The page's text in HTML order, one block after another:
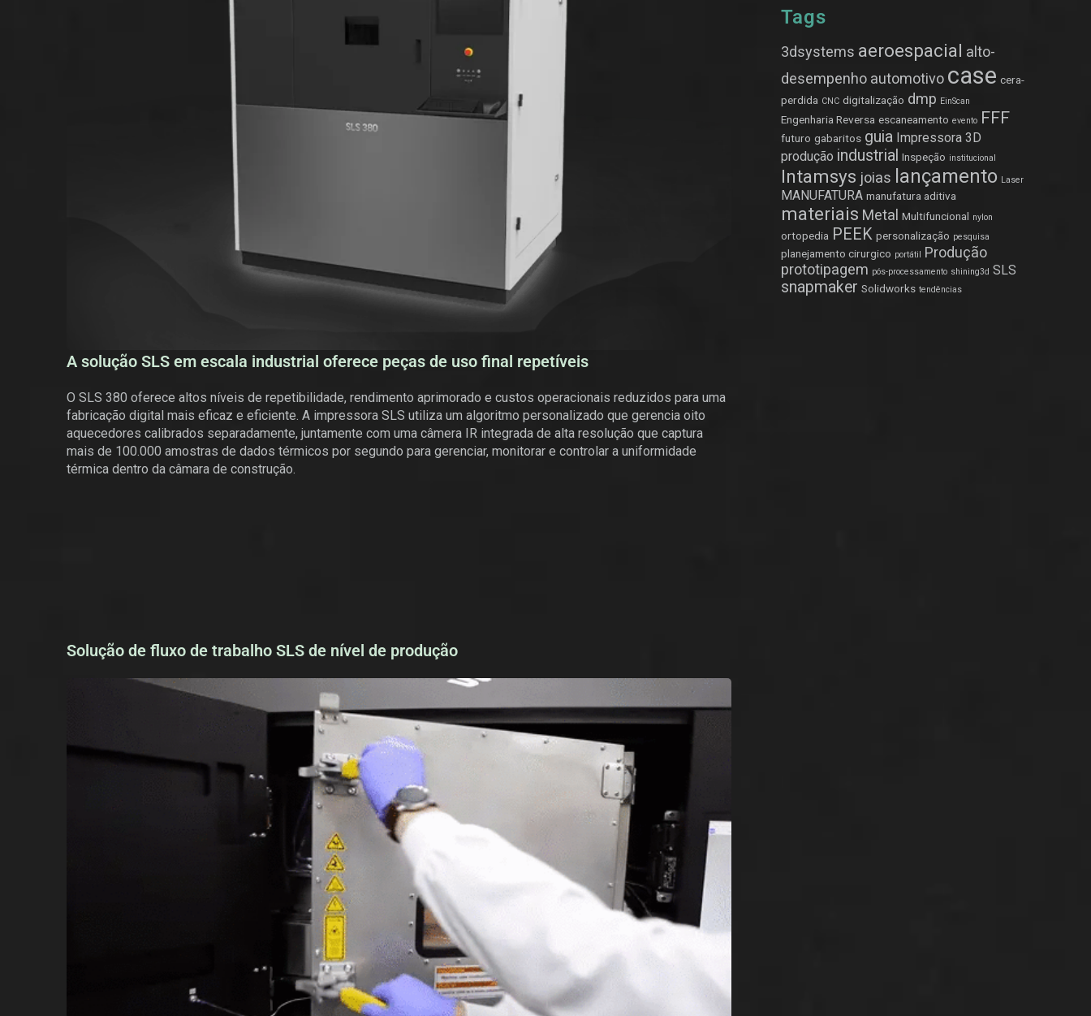
A solução SLS em escala industrial oferece peças de uso final repetíveis
O SLS 380 oferece altos níveis de repetibilidade, rendimento aprimorado e custos operacionais reduzidos para uma
fabricação digital mais eficaz e eficiente. A impressora SLS utiliza um algoritmo personalizado que gerencia oito
aquecedores calibrados separadamente, juntamente com uma câmera IR integrada de alta resolução que captura
mais de 100.000 amostras de dados térmicos por segundo para gerenciar, monitorar e controlar a uniformidade
térmica dentro da câmara de construção.
Solução de fluxo de trabalho SLS de nível de produção
Tags
3dsystems aeroespacial alto-
desempenho automotivo case cera-
perdida CNC digitalização dmp EinScan
Engenharia Reversa escaneamento evento FFF
futuro gabaritos guia Impressora 3D
produção industrial Inspeção institucional
Intamsys joias lançamento Laser
MANUFATURA manufatura aditiva
materiais Metal Multifuncional nylon
ortopedia PEEK personalização pesquisa
planejamento cirurgico portátil
Produção
prototipagem pós-processamento shining3d SLS
snapmaker Solidworks tendências